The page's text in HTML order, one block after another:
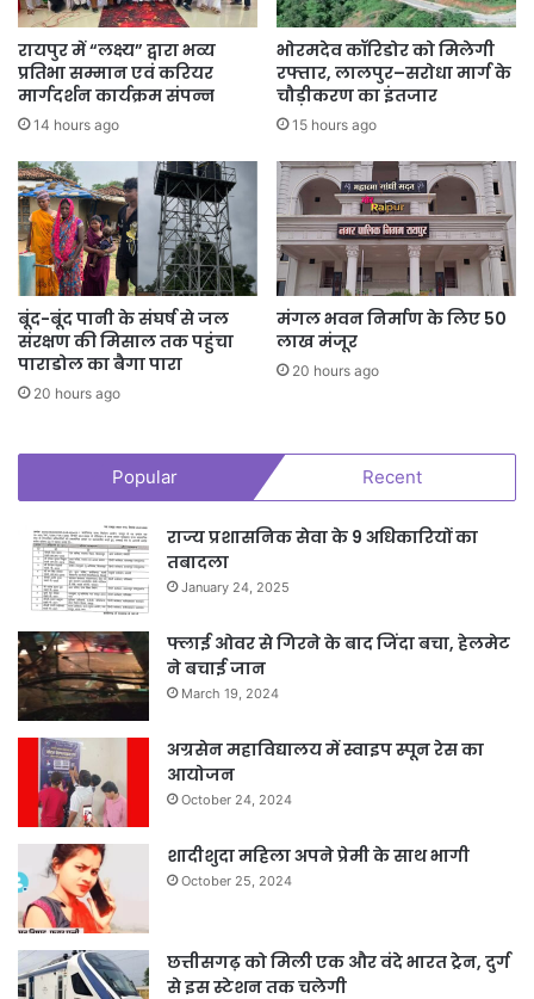
रायपुर में “लक्ष्य” द्वारा भव्य
प्रतिभा सम्मान एवं करियर
मार्गदर्शन कार्यक्रम संपन्न
14 hours ago
भोरमदेव कॉरिडोर को मिलेगी
रफ्तार, लालपुर–सरोधा मार्ग के
चौड़ीकरण का इंतजार
15 hours ago
बूंद-बूंद पानी के संघर्ष से जल
संरक्षण की मिसाल तक पहुंचा
पाराडोल का बैगा पारा
20 hours ago
मंगल भवन निर्माण के लिए 50
लाख मंजूर
20 hours ago
Popular Recent
राज्य प्रशासनिक सेवा के 9 अधिकारियों का
तबादला
January 24, 2025
फ्लाई ओवर से गिरने के बाद जिंदा बचा, हेलमेट
ने बचाई जान
March 19, 2024
अग्रसेन महाविद्यालय में स्वाइप स्पून रेस का
आयोजन
October 24, 2024
शादीशुदा महिला अपने प्रेमी के साथ भागी
October 25, 2024
छत्तीसगढ़ को मिली एक और वंदे भारत ट्रेन, दुर्ग
से इस स्टेशन तक चलेगी